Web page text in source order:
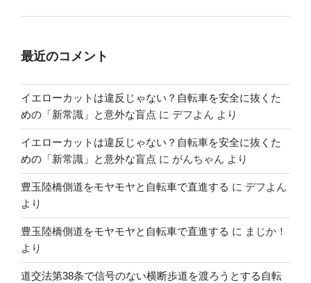
最近のコメント
イエローカットは違反じゃない？自転車を安全に抜くた
めの「新常識」と意外な盲点 に デフよん より
イエローカットは違反じゃない？自転車を安全に抜くた
めの「新常識」と意外な盲点 に がんちゃん より
豊玉陸橋側道をモヤモヤと自転車で直進する に デフよん
より
豊玉陸橋側道をモヤモヤと自転車で直進する に まじか！
より
道交法第38条で信号のない横断歩道を渡ろうとする自転